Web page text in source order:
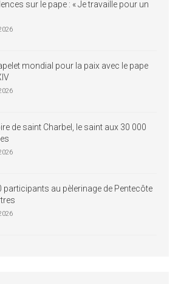
sur le pape : « Je travaille pour un
mondial pour la paix avec le pape
de saint Charbel, le saint aux 30 000
participants au pèlerinage de Pentecôte